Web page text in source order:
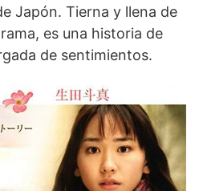
Japón. Tierna y llena de
es una historia de
de sentimientos.